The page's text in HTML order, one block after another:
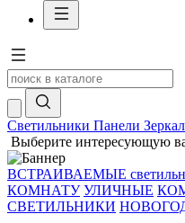
Светильники Панели
Выберите интересующую
ВСТРАИВАЕМЫЕ
КОМНАТУ УЛИЧНЫЕ
СВЕТИЛЬНИКИ